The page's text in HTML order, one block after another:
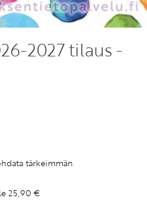
2027 tilaus -
tärkeimmän
25,90 €